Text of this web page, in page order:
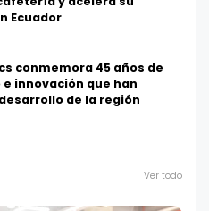
Ecuador
conmemora 45 años de
innovación que han
de la región
Ver todo